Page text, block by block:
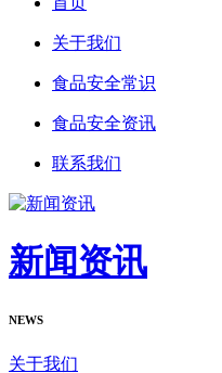
关于我们
食品安全常识
食品安全资讯
联系我们
新闻资讯
NEWS
关于我们